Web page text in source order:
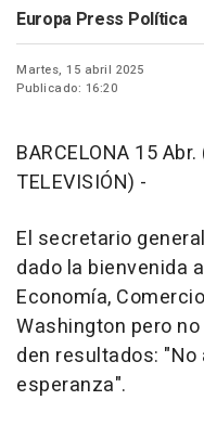
Europa Press Política
Martes, 15 abril 2025
Publicado: 16:20
BARCELONA 15 Abr.
TELEVISIÓN) -
El secretario
dado la bienvenida
Economía,
Washington pero
den resultados:
esperanza".